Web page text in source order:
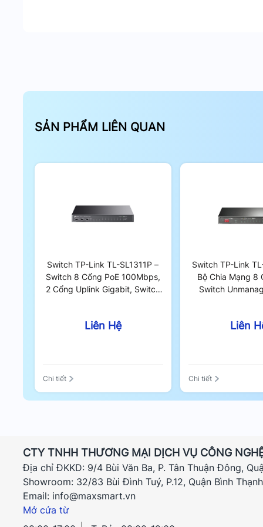
SẢN PHẨM LIÊN QUAN
Switch TP-Link TL-SL1311P –
Switch 8 Cổng PoE 100Mbps,
2 Cổng Uplink Gigabit, Switch
Liên Hệ
Chi tiết
Switch TP-Link
Bộ Chia Mạng 8
Switch
Liên
Chi tiết
CTY TNHH THƯƠNG MẠI DỊCH VỤ CÔNG
Địa chỉ ĐKKD: 9/4 Bùi Văn Ba, P. Tân Thuận Đông,
Showroom: 32/83 Bùi Đình Tuý, P.12, Quận Bình
Email: info@maxsmart.vn
Mở cửa từ